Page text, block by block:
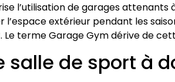
l’utilisation de garages attenants
l’espace extérieur pendant les
Le terme Garage Gym dérive de
salle de sport à